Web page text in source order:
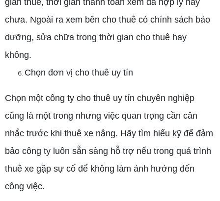
gian thuê, thời gian thanh toán xem đã hợp lý hay
chưa. Ngoài ra xem bên cho thuê có chính sách bảo
dưỡng, sửa chữa trong thời gian cho thuê hay
không.
Chọn đơn vị cho thuê uy tín
Chọn một công ty cho thuê uy tín chuyên nghiệp
cũng là một trong nhưng việc quan trọng cần cân
nhắc trước khi thuê xe nâng. Hãy tìm hiểu kỹ để đảm
bảo công ty luôn sẵn sàng hỗ trợ nếu trong quá trình
thuê xe gặp sự cố để không làm ảnh hưởng đến
công việc.